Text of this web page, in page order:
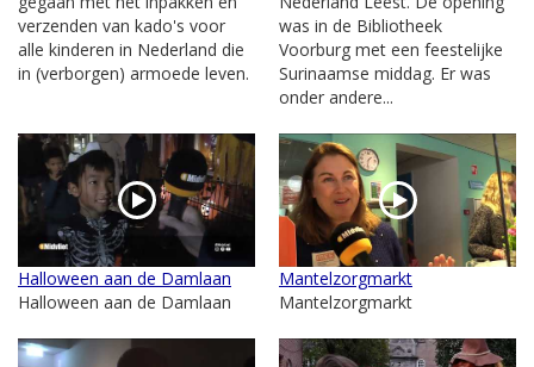
verzenden van kado's voor
alle kinderen in Nederland die
in (verborgen) armoede leven.
was in de Bibliotheek
Voorburg met een feestelijke
Surinaamse middag. Er was
onder andere...
Halloween aan de Damlaan
Halloween aan de Damlaan
Mantelzorgmarkt
Mantelzorgmarkt